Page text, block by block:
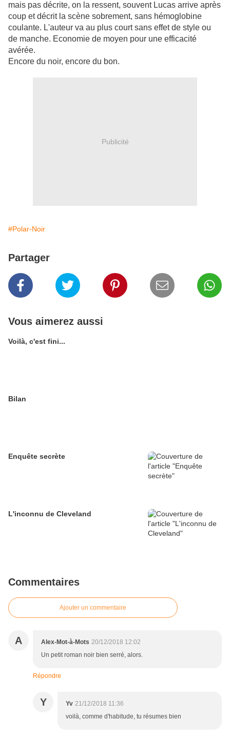
mais pas décrite, on la ressent, souvent Lucas arrive après
coup et décrit la scène sobrement, sans hémoglobine
coulante. L'auteur va au plus court sans effet de style ou
de manche. Economie de moyen pour une efficacité
avérée.
Encore du noir, encore du bon.
Publicité
#Polar-Noir
Partager
Vous aimerez aussi
Voilà, c'est fini...
Bilan
Enquête secrète
L'inconnu de Cleveland
Commentaires
Ajouter un commentaire
A Alex-Mot-à-Mots 20/12/2018 12:02
Un petit roman noir bien serré, alors.
Répondre
Y Yv 21/12/2018 11:36
voilà, comme d'habitude, tu résumes bien